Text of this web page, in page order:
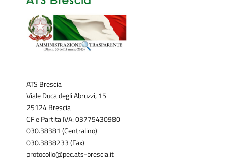
ATS Brescia
Viale Duca degli Abruzzi, 15
25124 Brescia
CF e Partita IVA: 03775430980
030.38381 (Centralino)
030.3838233 (Fax)
protocollo@pec.ats-brescia.it